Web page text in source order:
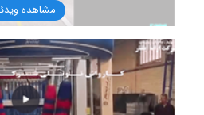
مشاهده
1401/8/16